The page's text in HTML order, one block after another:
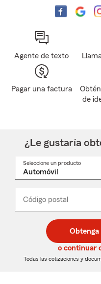
Agente de texto
Pagar una factura
de
¿Le gustaría
Seleccione un producto
Código postal
de
5
dígitos
de
5
dígitos
_____
Obtenga
o continuar
Todas las cotizaciones y